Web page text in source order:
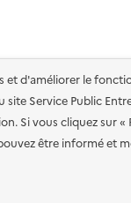
et d'améliorer le
Service Public
Si vous cliquez sur «
être informé et
des services